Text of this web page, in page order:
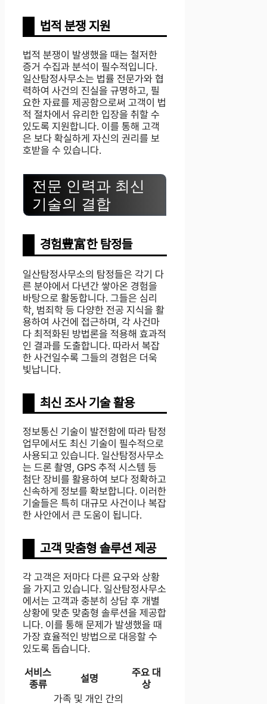
법적 분쟁 지원
법적 분쟁이 발생했을 때는 철저한
증거 수집과 분석이 필수적입니다.
일산탐정사무소는 법률 전문가와 협
력하여 사건의 진실을 규명하고, 필
요한 자료를 제공함으로써 고객이 법
적 절차에서 유리한 입장을 취할 수
있도록 지원합니다. 이를 통해 고객
은 보다 확실하게 자신의 권리를 보
호받을 수 있습니다.
전문 인력과 최신
기술의 결합
경험豊富한 탐정들
일산탐정사무소의 탐정들은 각기 다
른 분야에서 다년간 쌓아온 경험을
바탕으로 활동합니다. 그들은 심리
학, 범죄학 등 다양한 전공 지식을 활
용하여 사건에 접근하며, 각 사건마
다 최적화된 방법론을 적용해 효과적
인 결과를 도출합니다. 따라서 복잡
한 사건일수록 그들의 경험은 더욱
빛납니다.
최신 조사 기술 활용
정보통신 기술이 발전함에 따라 탐정
업무에서도 최신 기술이 필수적으로
사용되고 있습니다. 일산탐정사무소
는 드론 촬영, GPS 추적 시스템 등
첨단 장비를 활용하여 보다 정확하고
신속하게 정보를 확보합니다. 이러한
기술들은 특히 대규모 사건이나 복잡
한 사안에서 큰 도움이 됩니다.
고객 맞춤형 솔루션 제공
각 고객은 저마다 다른 요구와 상황
을 가지고 있습니다. 일산탐정사무소
에서는 고객과 충분히 상담 후 개별
상황에 맞춘 맞춤형 솔루션을 제공합
니다. 이를 통해 문제가 발생했을 때
가장 효율적인 방법으로 대응할 수
있도록 돕습니다.
서비스
종류
설명
주요 대
상
가족 및 개인 간의